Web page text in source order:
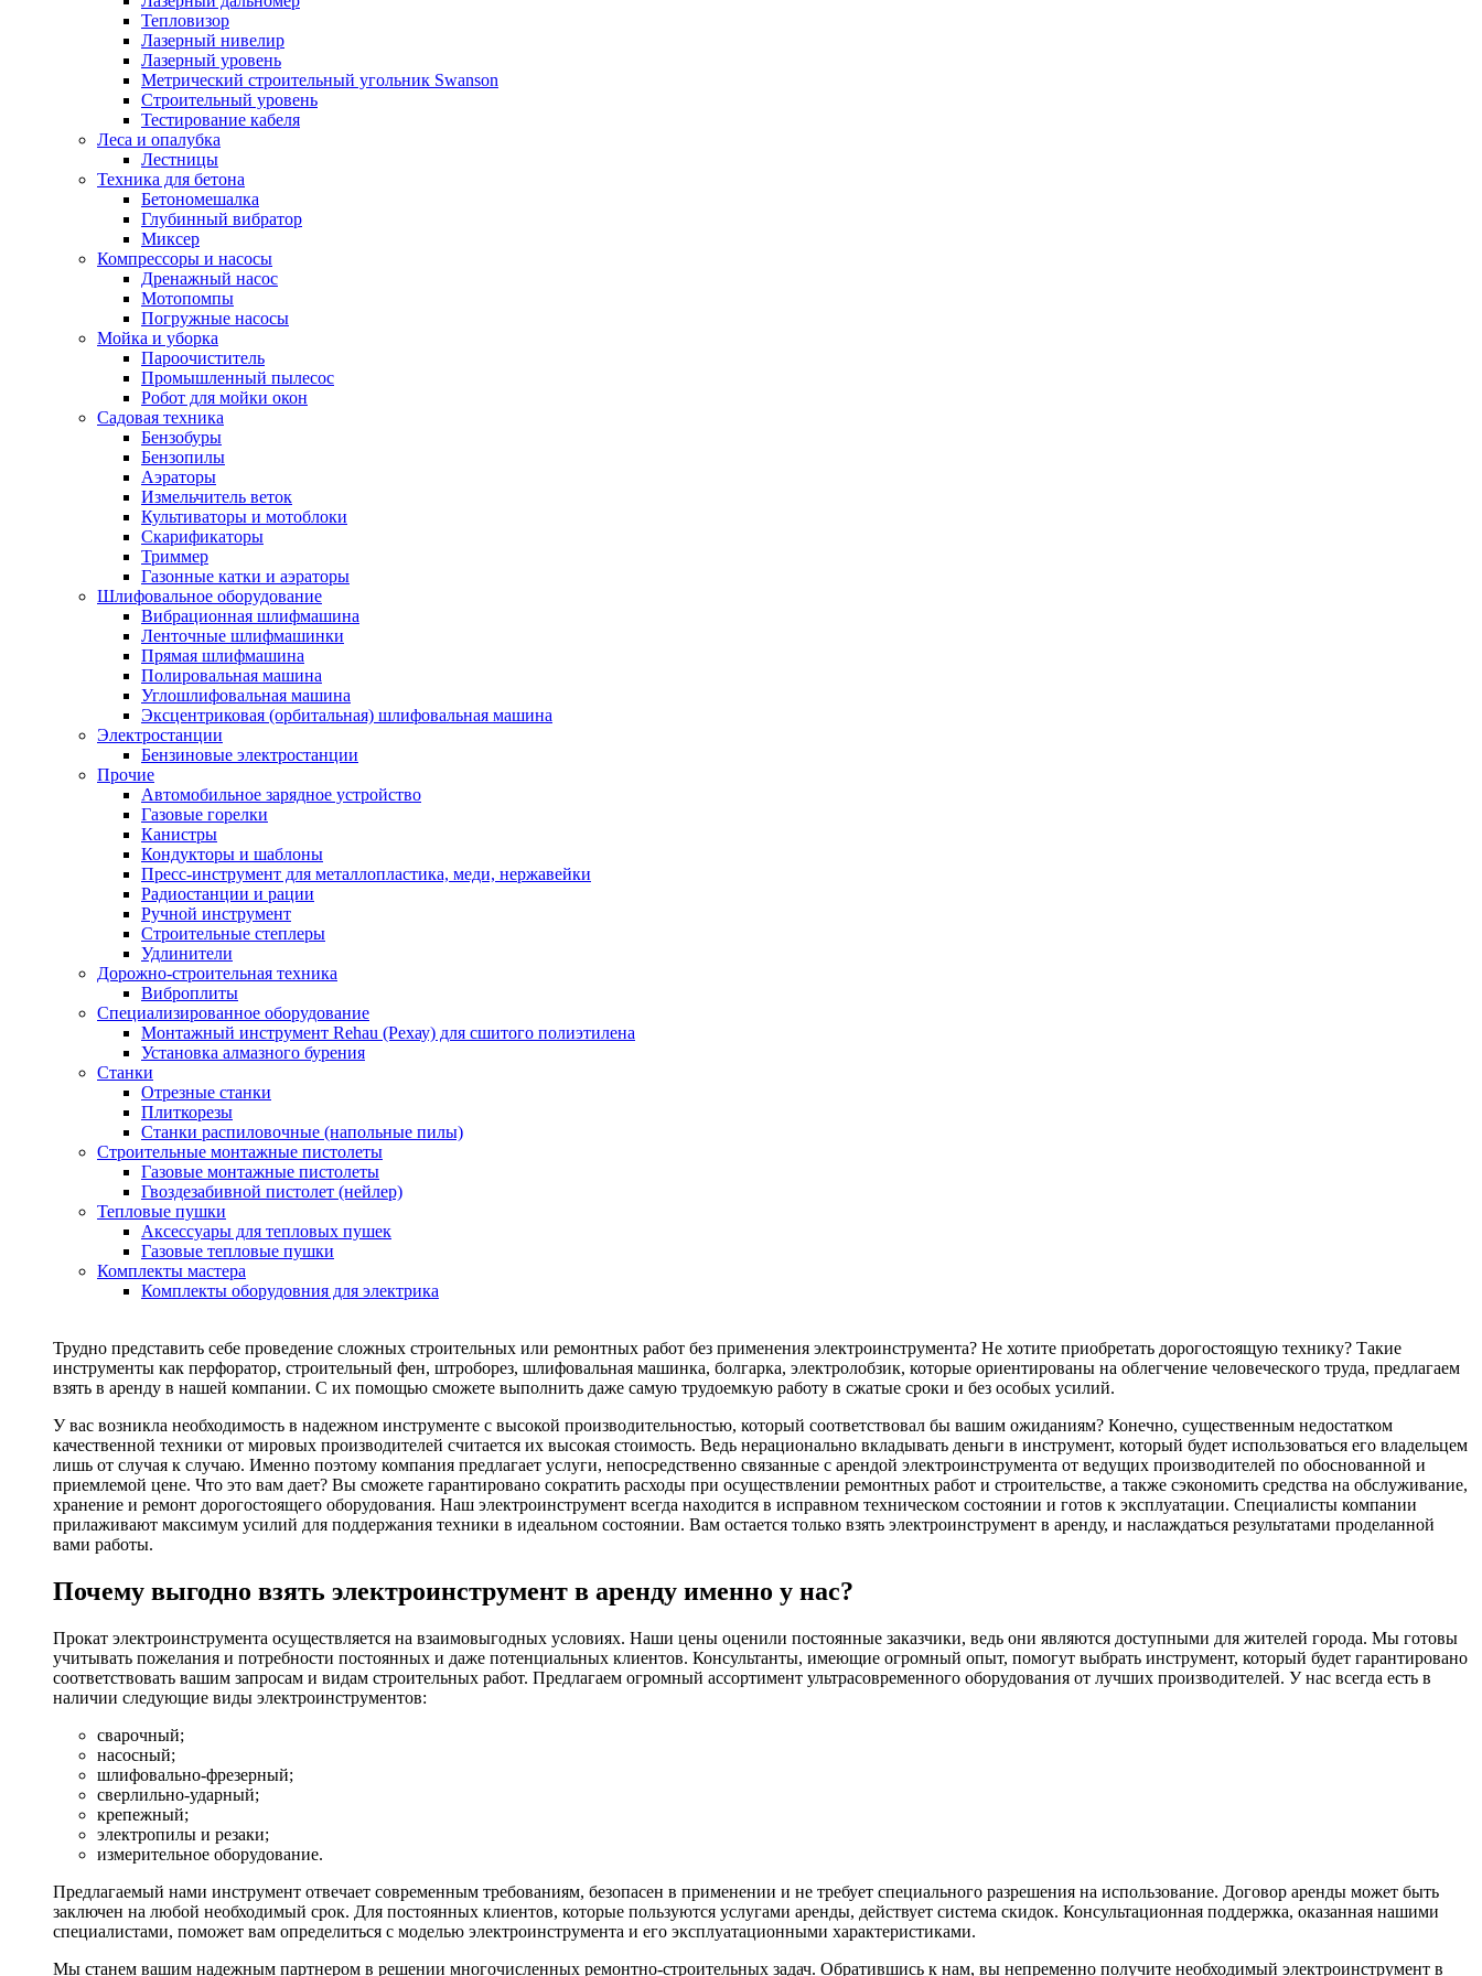
Тепловизор
Лазерный нивелир
Лазерный уровень
Метрический строительный угольник Swanson
Строительный уровень
Тестирование кабеля
Леса и опалубка
Лестницы
Техника для бетона
Бетономешалка
Глубинный вибратор
Миксер
Компрессоры и насосы
Дренажный насос
Мотопомпы
Погружные насосы
Мойка и уборка
Пароочиститель
Промышленный пылесос
Робот для мойки окон
Садовая техника
Бензобуры
Бензопилы
Аэраторы
Измельчитель веток
Культиваторы и мотоблоки
Скарификаторы
Триммер
Газонные катки и аэраторы
Шлифовальное оборудование
Вибрационная шлифмашина
Ленточные шлифмашинки
Прямая шлифмашина
Полировальная машина
Углошлифовальная машина
Эксцентриковая (орбитальная) шлифовальная машина
Электростанции
Бензиновые электростанции
Прочие
Автомобильное зарядное устройство
Газовые горелки
Канистры
Кондукторы и шаблоны
Пресс-инструмент для металлопластика, меди, нержавейки
Радиостанции и рации
Ручной инструмент
Строительные степлеры
Удлинители
Дорожно-строительная техника
Виброплиты
Специализированное оборудование
Монтажный инструмент Rehau (Рехау) для сшитого полиэтилена
Установка алмазного бурения
Станки
Отрезные станки
Плиткорезы
Станки распиловочные (напольные пилы)
Строительные монтажные пистолеты
Газовые монтажные пистолеты
Гвоздезабивной пистолет (нейлер)
Тепловые пушки
Аксессуары для тепловых пушек
Газовые тепловые пушки
Комплекты мастера
Комплекты оборудовния для электрика
Трудно представить себе проведение сложных строительных или ремонтных работ без применения электроинструмента? Не хотите приобретать дорогостоящую технику? Такие
инструменты как перфоратор, строительный фен, штроборез, шлифовальная машинка, болгарка, электролобзик, которые ориентированы на облегчение человеческого труда, предлагаем
взять в аренду в нашей компании. С их помощью сможете выполнить даже самую трудоемкую работу в сжатые сроки и без особых усилий.
У вас возникла необходимость в надежном инструменте с высокой производительностью, который соответствовал бы вашим ожиданиям? Конечно, существенным недостатком
качественной техники от мировых производителей считается их высокая стоимость. Ведь нерационально вкладывать деньги в инструмент, который будет использоваться его владельцем
лишь от случая к случаю. Именно поэтому компания предлагает услуги, непосредственно связанные с арендой электроинструмента от ведущих производителей по обоснованной и
приемлемой цене. Что это вам дает? Вы сможете гарантировано сократить расходы при осуществлении ремонтных работ и строительстве, а также сэкономить средства на обслуживание,
хранение и ремонт дорогостоящего оборудования. Наш электроинструмент всегда находится в исправном техническом состоянии и готов к эксплуатации. Специалисты компании
прилаживают максимум усилий для поддержания техники в идеальном состоянии. Вам остается только взять электроинструмент в аренду, и наслаждаться результатами проделанной
вами работы.
Почему выгодно взять электроинструмент в аренду именно у нас?
Прокат электроинструмента осуществляется на взаимовыгодных условиях. Наши цены оценили постоянные заказчики, ведь они являются доступными для жителей города. Мы готовы
учитывать пожелания и потребности постоянных и даже потенциальных клиентов. Консультанты, имеющие огромный опыт, помогут выбрать инструмент, который будет гарантировано
соответствовать вашим запросам и видам строительных работ. Предлагаем огромный ассортимент ультрасовременного оборудования от лучших производителей. У нас всегда есть в
наличии следующие виды электроинструментов:
сварочный;
насосный;
шлифовально-фрезерный;
сверлильно-ударный;
крепежный;
электропилы и резаки;
измерительное оборудование.
Предлагаемый нами инструмент отвечает современным требованиям, безопасен в применении и не требует специального разрешения на использование. Договор аренды может быть
заключен на любой необходимый срок. Для постоянных клиентов, которые пользуются услугами аренды, действует система скидок. Консультационная поддержка, оказанная нашими
специалистами, поможет вам определиться с моделью электроинструмента и его эксплуатационными характеристиками.
Мы станем вашим надежным партнером в решении многочисленных ремонтно-строительных задач. Обратившись к нам, вы непременно получите необходимый электроинструмент в